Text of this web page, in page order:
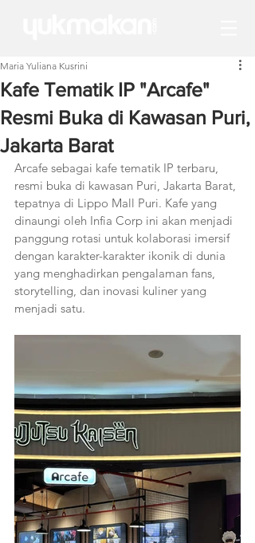
Kafe Tematik IP "Arcafe"
Resmi Buka di Kawasan Puri,
Jakarta Barat
Maria Yuliana Kusrini
Arcafe sebagai kafe tematik IP terbaru,
resmi buka di kawasan Puri, Jakarta Barat,
tepatnya di Lippo Mall Puri. Kafe yang
dinaungi oleh Infia Corp ini akan menjadi
panggung rotasi untuk kolaborasi imersif
dengan karakter-karakter ikonik di dunia
yang menghadirkan pengalaman fans,
storytelling, dan inovasi kuliner yang
menjadi satu.